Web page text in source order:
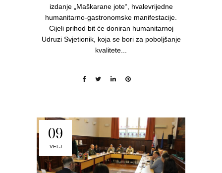
izdanje „Maškarane jote“, hvalevrijedne
humanitarno-gastronomske manifestacije.
Cijeli prihod bit će doniran humanitarnoj
Udruzi Svjetionik, koja se bori za poboljšanje
kvalitete...
09
VELJ